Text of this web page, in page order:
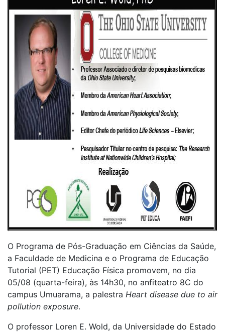
O Programa de Pós-Graduação em Ciências da Saúde,
a Faculdade de Medicina e o Programa de Educação
Tutorial (PET) Educação Física promovem, no dia
05/08 (quarta-feira), às 14h30, no anfiteatro 8C do
campus Umuarama, a palestra Heart disease due to air
pollution exposure.
O professor Loren E. Wold, da Universidade do Estado